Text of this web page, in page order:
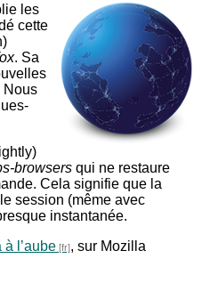
les
cette
. Sa
Nous
browsers qui ne restaure
Cela signifie que la
session (même avec
instantanée.
à l’aube
, sur Mozilla